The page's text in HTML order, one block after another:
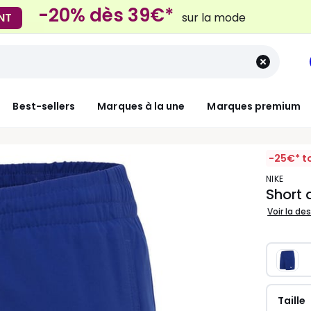
Mondial Relay pour vos petits articles
Best-sellers Marques à la une Marques premium
-25€*
NIKE
Short
Voir la
Taille